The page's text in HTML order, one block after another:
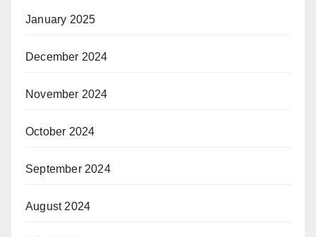
January 2025
December 2024
November 2024
October 2024
September 2024
August 2024